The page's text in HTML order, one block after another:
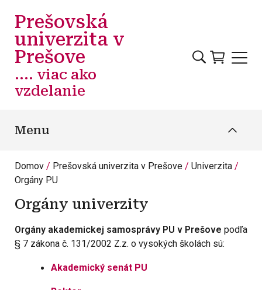
Prešovská
univerzita v
Prešove
.... viac ako
vzdelanie
Menu
Domov Prešovská univerzita v Prešove
Univerzita
Orgány PU
Orgány univerzity
Orgány akademickej samosprávy PU v Prešove podľa
§ 7 zákona č. 131/2002 Z.z. o vysokých školách sú:
Akademický senát PU